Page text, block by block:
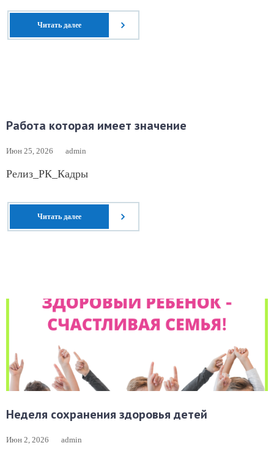
Читать далее
Работа которая имеет значение
Июн 25, 2026 admin
Релиз_РК_Кадры
Читать далее
Неделя сохранения здоровья детей
Июн 2, 2026 admin